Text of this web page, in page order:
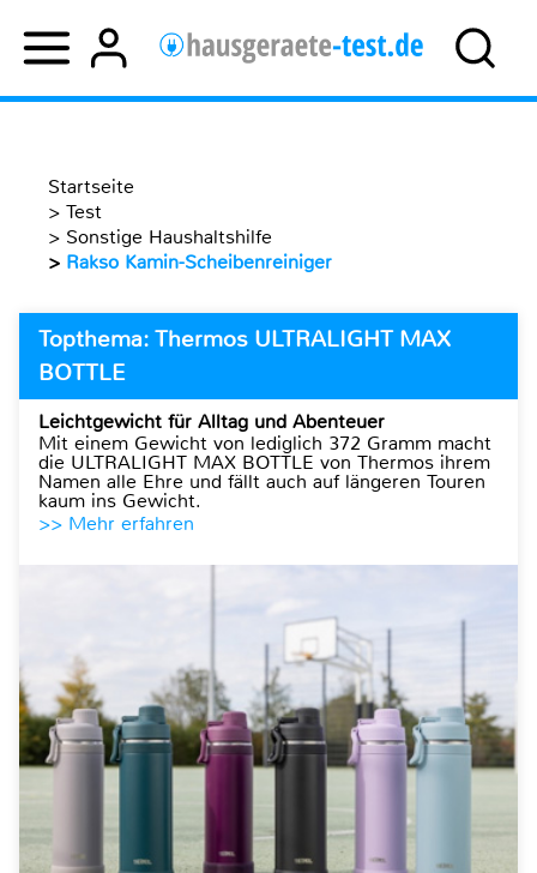
Startseite
> Test
> Sonstige Haushaltshilfe
> Rakso Kamin-Scheibenreiniger
Topthema: Thermos ULTRALIGHT MAX
BOTTLE
Leichtgewicht für Alltag und Abenteuer
Mit einem Gewicht von lediglich 372 Gramm macht
die ULTRALIGHT MAX BOTTLE von Thermos ihrem
Namen alle Ehre und fällt auch auf längeren Touren
kaum ins Gewicht.
>> Mehr erfahren